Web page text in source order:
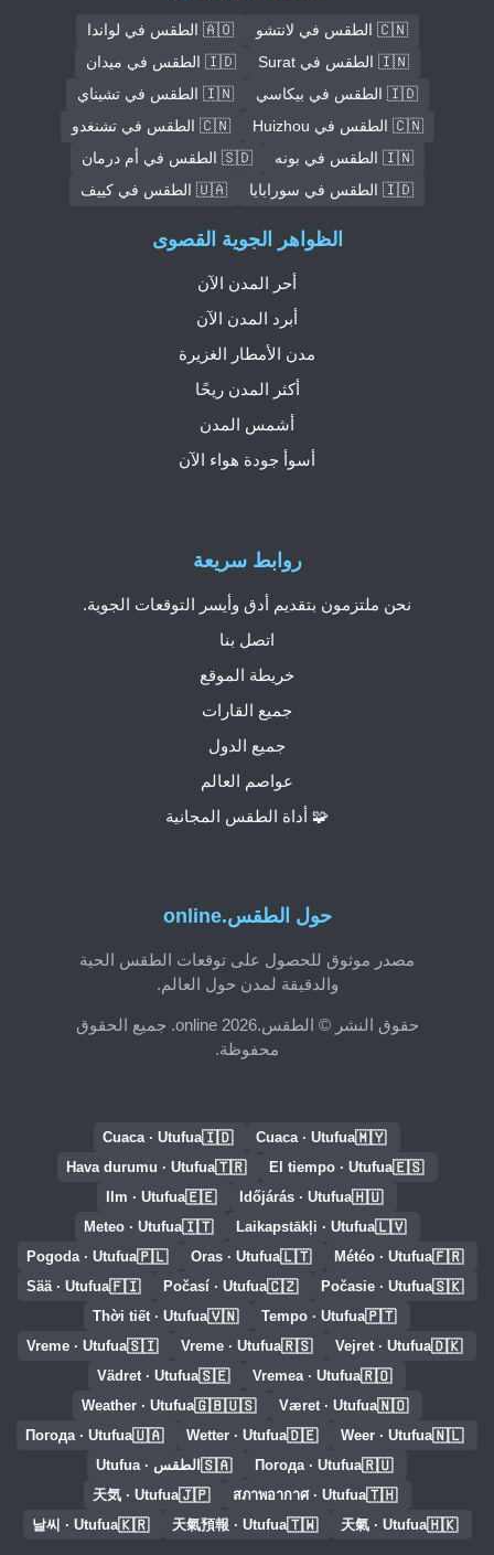
🇨🇳 الطقس في لانتشو
🇦🇴 الطقس في لواندا
🇮🇳 الطقس في Surat
🇮🇩 الطقس في ميدان
🇮🇩 الطقس في بيكاسي
🇮🇳 الطقس في تشيناي
🇨🇳 الطقس في Huizhou
🇨🇳 الطقس في تشنغدو
🇮🇳 الطقس في بونه
🇸🇩 الطقس في أم درمان
🇮🇩 الطقس في سورابايا
🇺🇦 الطقس في كييف
حول الطقس.online
مصدر موثوق للحصول على توقعات الطقس الحية
والدقيقة لمدن حول العالم.
حقوق النشر © الطقس.online 2026. جميع الحقوق
محفوظة.
روابط سريعة
نحن ملتزمون بتقديم أدق وأيسر التوقعات الجوية.
اتصل بنا
خريطة الموقع
جميع القارات
جميع الدول
عواصم العالم
🧩 أداة الطقس المجانية
الظواهر الجوية القصوى
أحر المدن الآن
أبرد المدن الآن
مدن الأمطار الغزيرة
أكثر المدن ريحًا
أشمس المدن
أسوأ جودة هواء الآن
🇲🇾
Cuaca · Utufua
🇮🇩
Cuaca · Utufua
🇪🇸
El tiempo · Utufua
🇹🇷
Hava durumu · Utufua
🇭🇺
Időjárás · Utufua
🇪🇪
Ilm · Utufua
🇱🇻
Laikapstākļi · Utufua
🇮🇹
Meteo · Utufua
🇫🇷
Météo · Utufua
🇱🇹
Oras · Utufua
🇵🇱
Pogoda · Utufua
🇸🇰
Počasie · Utufua
🇨🇿
Počasí · Utufua
🇫🇮
Sää · Utufua
🇵🇹
Tempo · Utufua
🇻🇳
Thời tiết · Utufua
🇩🇰
Vejret · Utufua
🇷🇸
Vreme · Utufua
🇸🇮
Vreme · Utufua
🇷🇴
Vremea · Utufua
🇸🇪
Vädret · Utufua
🇳🇴
Været · Utufua
🇬🇧🇺🇸
Weather · Utufua
🇳🇱
Weer · Utufua
🇩🇪
Wetter · Utufua
🇺🇦
Погода · Utufua
🇷🇺
Погода · Utufua
🇸🇦 الطقس · Utufua
🇹🇭
สภาพอากาศ · Utufua
🇯🇵
天気 · Utufua
🇭🇰
天氣 · Utufua
🇹🇼
天氣預報 · Utufua
🇰🇷
날씨 · Utufua